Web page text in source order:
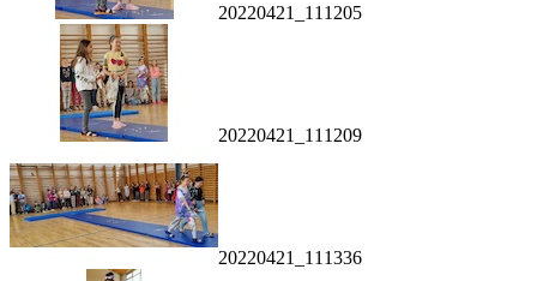
20220421_111205
20220421_111209
20220421_111336